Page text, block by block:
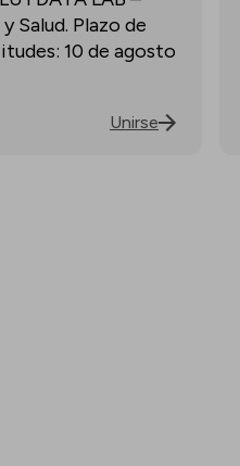
Salud. Plazo de
10 de agosto
Unirse